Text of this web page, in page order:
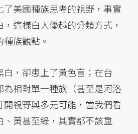
了美國種族思考的視野，事實
這樣白人優越的分類方式，
族觀點。
白，卻患上了黃色盲；在台
相對單一種族（甚至是河洛
視野與多元可能，當我們看
、黃甚至綠，其實都不該重